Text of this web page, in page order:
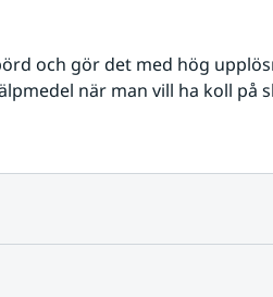
och gör det med hög
när man vill ha koll på